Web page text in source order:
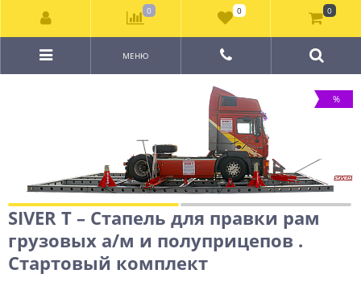
МЕНЮ
%
SIVER T – Стапель для правки рам
грузовых а/м и полуприцепов .
Стартовый комплект
0 0 0